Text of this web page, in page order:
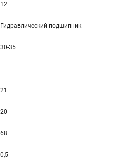
12
Гидравлический подшипник
30-35
21
20
68
0,5